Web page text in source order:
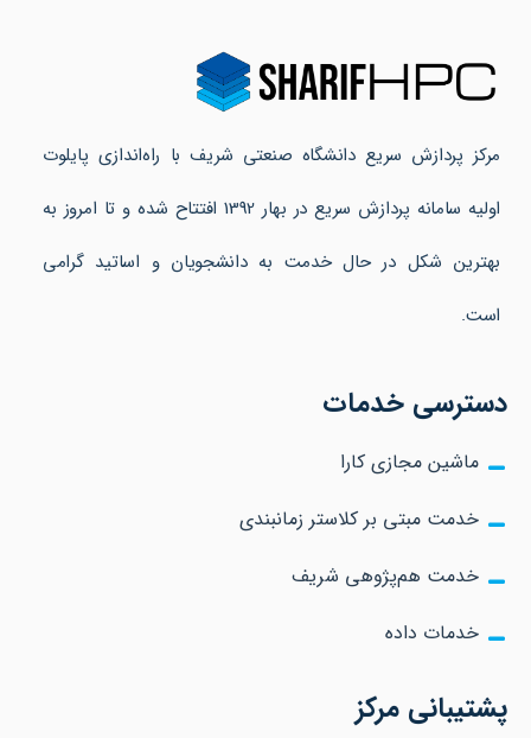
مرکز پردازش سریع دانشگاه صنعتی شریف با راه‌اندازی پایلوت
اولیه سامانه پردازش سریع در بهار 1392 افتتاح شده و تا امروز به
بهترین شکل در حال خدمت به دانشجویان و اساتید گرامی
است.
دسترسی خدمات
ماشین مجازی کارا
خدمت مبتی بر کلاستر زمانبندی
خدمت هم‌پژوهی شریف
خدمات داده
پشتیبانی مرکز